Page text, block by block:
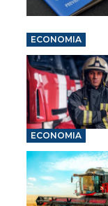
ECONOMIA
ECONOMIA